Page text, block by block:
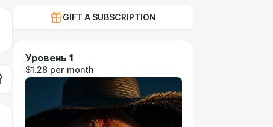
GIFT A SUBSCRIPTION
Уровень 1
$1.28 per month